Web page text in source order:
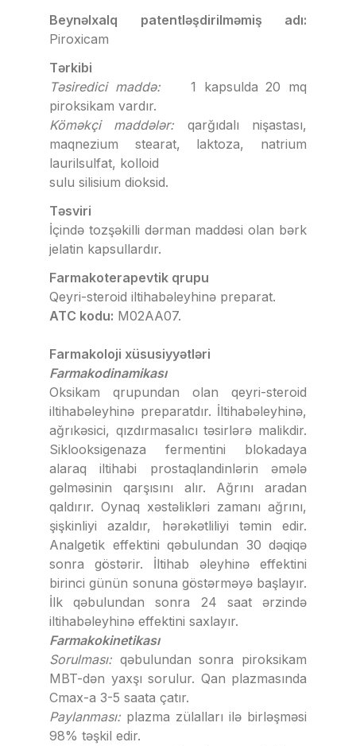
Beynəlxalq patentləşdirilməmiş adı:
Piroxicam
Tərkibi
Təsiredici maddə:1 kapsulda 20 mq
piroksikam vardır.
Köməkçi maddələr: qarğıdalı nişastası,
maqnezium stearat, laktoza, natrium
laurilsulfat, kolloid
sulu silisium dioksid.
Təsviri
İçində tozşəkilli dərman maddəsi olan bərk
jelatin kapsullardır.
Farmakoterapevtik qrupu
Qeyri-steroid iltihabəleyhinə preparat.
ATC kodu: M02AA07.
Farmakoloji xüsusiyyətləri
Farmakodinamikası
Oksikam qrupundan olan qeyri-steroid
iltihabəleyhinə preparatdır. İltihabəleyhinə,
ağrıkəsici, qızdırmasalıcı təsirlərə malikdir.
Siklooksigenaza fermentini blokadaya
alaraq iltihabi prostaqlandinlərin əmələ
gəlməsinin qarşısını alır. Ağrını aradan
qaldırır. Oynaq xəstəlikləri zamanı ağrını,
şişkinliyi azaldır, hərəkətliliyi təmin edir.
Analgetik effektini qəbulundan 30 dəqiqə
sonra göstərir. İltihab əleyhinə effektini
birinci günün sonuna göstərməyə başlayır.
İlk qəbulundan sonra 24 saat ərzində
iltihabəleyhinə effektini saxlayır.
Farmakokinetikası
Sorulması: qəbulundan sonra piroksikam
MBT-dən yaxşı sorulur. Qan plazmasında
Cmax-a 3-5 saata çatır.
Paylanması: plazma zülalları ilə birləşməsi
98% təşkil edir.